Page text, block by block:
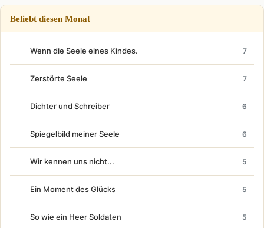
Beliebt diesen Monat
Wenn die Seele eines Kindes. 7
Zerstörte Seele 7
Dichter und Schreiber 6
Spiegelbild meiner Seele 6
Wir kennen uns nicht... 5
Ein Moment des Glücks 5
So wie ein Heer Soldaten 5